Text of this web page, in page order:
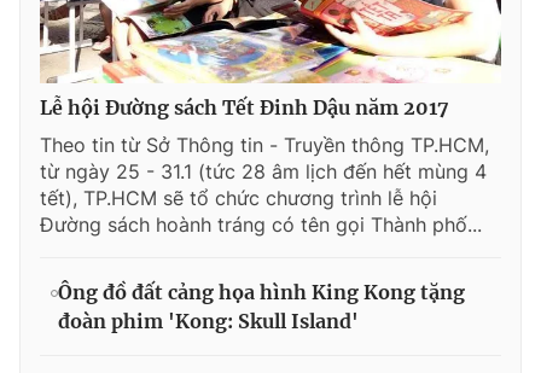
Lễ hội Đường sách Tết Đinh Dậu năm 2017
Theo tin từ Sở Thông tin - Truyền thông TP.HCM,
từ ngày 25 - 31.1 (tức 28 âm lịch đến hết mùng 4
tết), TP.HCM sẽ tổ chức chương trình lễ hội
Đường sách hoành tráng có tên gọi Thành phố...
Ông đồ đất cảng họa hình King Kong tặng
đoàn phim 'Kong: Skull Island'